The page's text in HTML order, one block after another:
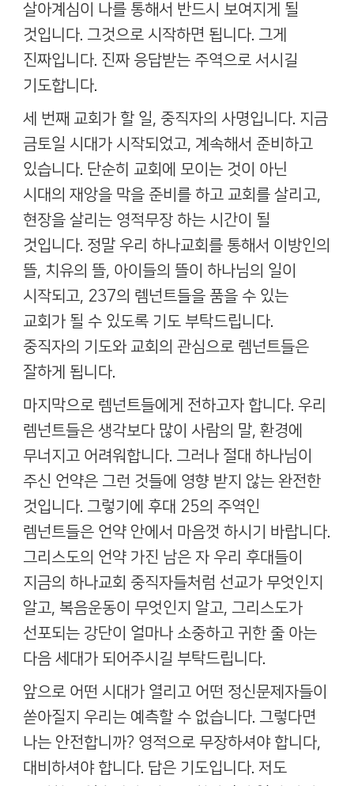
살아계심이 나를 통해서 반드시 보여지게 될
것입니다. 그것으로 시작하면 됩니다. 그게
진짜입니다. 진짜 응답받는 주역으로 서시길
기도합니다.
세 번째 교회가 할 일, 중직자의 사명입니다. 지금
금토일 시대가 시작되었고, 계속해서 준비하고
있습니다. 단순히 교회에 모이는 것이 아닌
시대의 재앙을 막을 준비를 하고 교회를 살리고,
현장을 살리는 영적무장 하는 시간이 될
것입니다. 정말 우리 하나교회를 통해서 이방인의
뜰, 치유의 뜰, 아이들의 뜰이 하나님의 일이
시작되고, 237의 렘넌트들을 품을 수 있는
교회가 될 수 있도록 기도 부탁드립니다.
중직자의 기도와 교회의 관심으로 렘넌트들은
잘하게 됩니다.
마지막으로 렘넌트들에게 전하고자 합니다. 우리
렘넌트들은 생각보다 많이 사람의 말, 환경에
무너지고 어려워합니다. 그러나 절대 하나님이
주신 언약은 그런 것들에 영향 받지 않는 완전한
것입니다. 그렇기에 후대 25의 주역인
렘넌트들은 언약 안에서 마음껏 하시기 바랍니다.
그리스도의 언약 가진 남은 자 우리 후대들이
지금의 하나교회 중직자들처럼 선교가 무엇인지
알고, 복음운동이 무엇인지 알고, 그리스도가
선포되는 강단이 얼마나 소중하고 귀한 줄 아는
다음 세대가 되어주시길 부탁드립니다.
앞으로 어떤 시대가 열리고 어떤 정신문제자들이
쏟아질지 우리는 예측할 수 없습니다. 그렇다면
나는 안전합니까? 영적으로 무장하셔야 합니다,
대비하셔야 합니다. 답은 기도입니다. 저도